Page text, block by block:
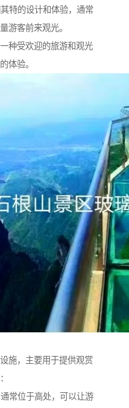
特的设计和体验，通常
游客前来观光。
种受欢迎的旅游和观光
体验。
施，主要用于提供观赏
常位于高处，可以让游